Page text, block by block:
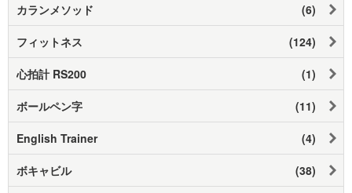
カランメソッド (6)
フィットネス (124)
心拍計 RS200 (1)
ボールペン字 (11)
English Trainer (4)
ボキャビル (38)